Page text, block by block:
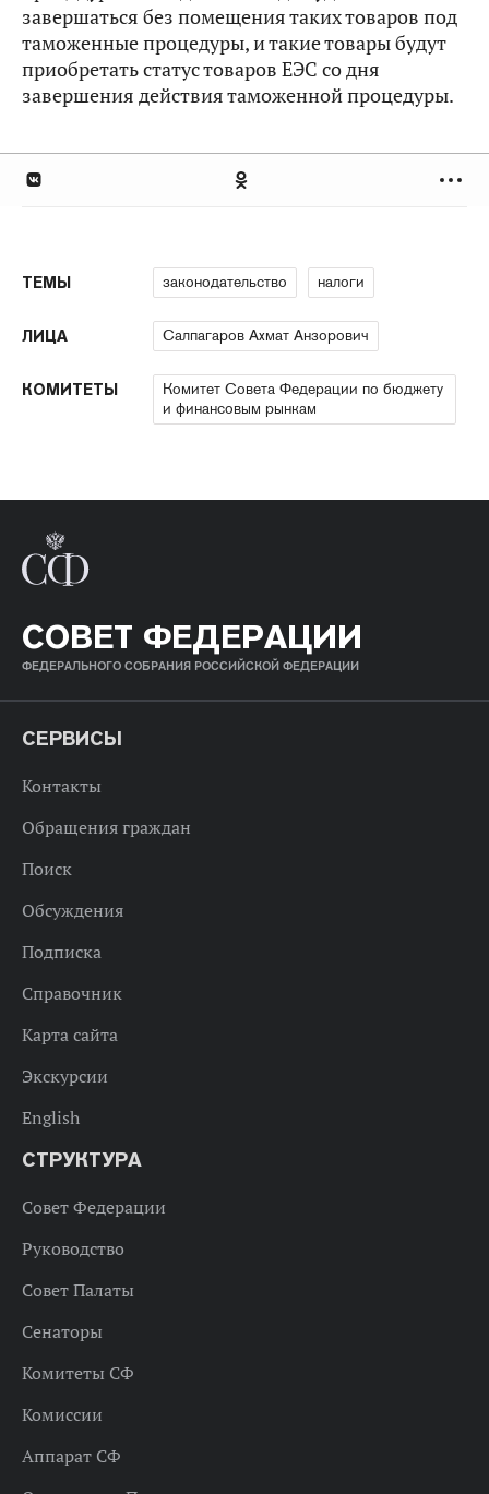
завершаться без помещения таких товаров под
таможенные процедуры, и такие товары будут
приобретать статус товаров ЕЭС со дня
завершения действия таможенной процедуры.
ТЕМЫ законодательство налоги
ЛИЦА Салпагаров Ахмат Анзорович
КОМИТЕТЫ
Комитет Совета Федерации по бюджету
и финансовым рынкам
СОВЕТ ФЕДЕРАЦИИ
ФЕДЕРАЛЬНОГО СОБРАНИЯ РОССИЙСКОЙ ФЕДЕРАЦИИ
СЕРВИСЫ
Контакты
Обращения граждан
Поиск
Обсуждения
Подписка
Справочник
Карта сайта
Экскурсии
English
СТРУКТУРА
Совет Федерации
Руководство
Совет Палаты
Сенаторы
Комитеты СФ
Комиссии
Аппарат СФ